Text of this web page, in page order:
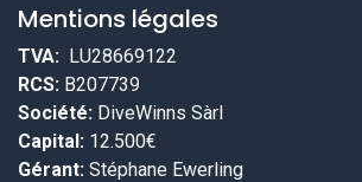
Mentions légales
TVA: LU28669122
RCS: B207739
Société: DiveWinns Sàrl
Capital: 12.500€
Gérant: Stéphane Ewerling